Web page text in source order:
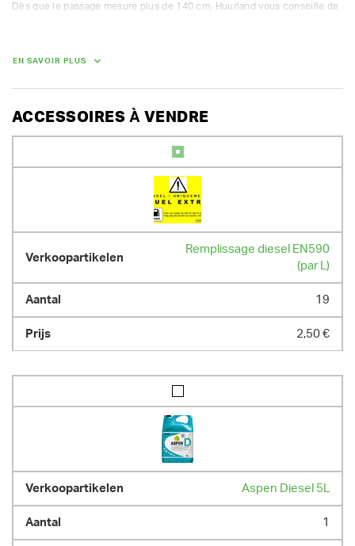
Dès que le passage mesure plus de 140 cm, Huurland vous conseille de
Les chenilles peuvent être rétractés jusqu'à 100 cm.
profondeur d'excavation max 246 cm
- Godet de curage : 80 cm
- capacité du réservoir à carburant : 19 L
- max 8 heures au compteur par jour / 10.8 heures par week-end / 40h
par semaine ; heures supplémentaires facturées au prorata
397 cm x 124 cm x 234 cm
EN SAVOIR PLUS
ACCESSOIRES À VENDRE
Remplissage diesel EN590
(par L)
19
2,50 €
Aspen Diesel 5L
1